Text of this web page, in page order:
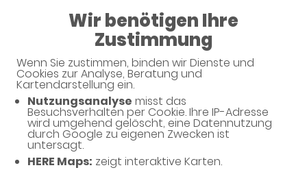
Wir benötigen Ihre
Zustimmung
Wenn Sie zustimmen, binden wir Dienste und
Cookies zur Analyse, Beratung und
Kartendarstellung ein.
Nutzungsanalyse misst das
Besuchsverhalten per Cookie. Ihre IP-Adresse
wird umgehend gelöscht, eine Datennutzung
durch Google zu eigenen Zwecken ist
untersagt.
HERE Maps: zeigt interaktive Karten.
Altstadt-Apotheke